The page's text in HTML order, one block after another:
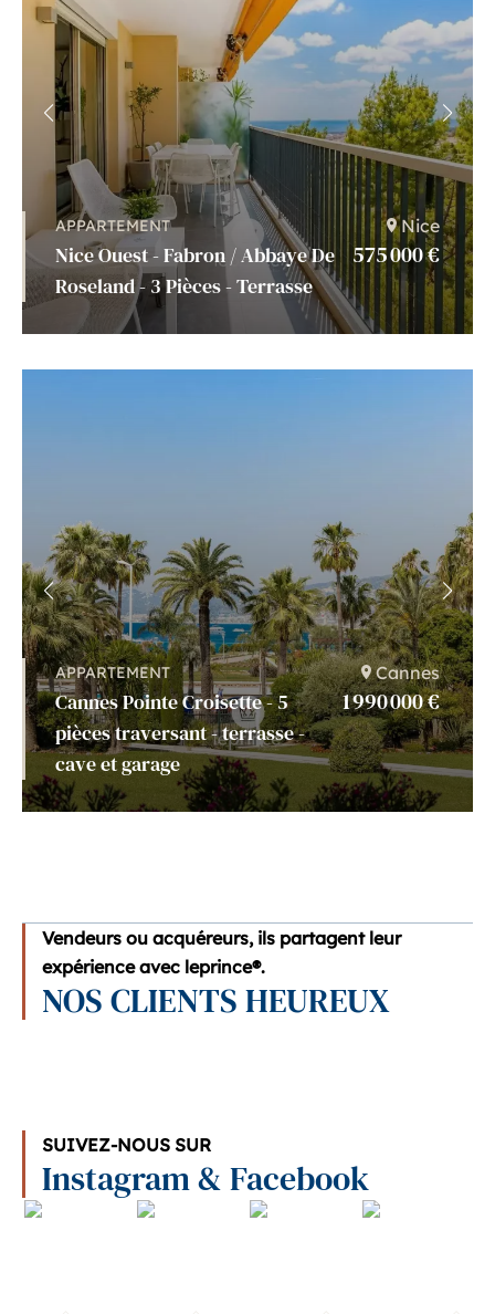
APPARTEMENT
Nice Ouest - Fabron / Abbaye De
Roseland - 3 Pièces - Terrasse
Nice
575 000 €
APPARTEMENT
Cannes Pointe Croisette - 5
pièces traversant - terrasse -
cave et garage
Cannes
1 990 000 €
Vendeurs ou acquéreurs, ils partagent leur
expérience avec leprince®.
NOS CLIENTS HEUREUX
SUIVEZ-NOUS SUR
Instagram & Facebook